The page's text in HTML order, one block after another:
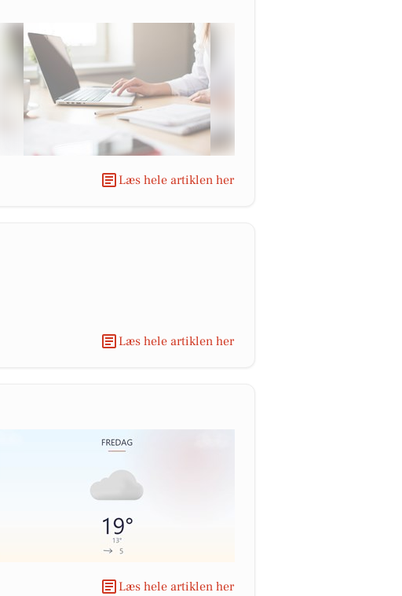
Læs hele artiklen her
Læs hele artiklen her
Læs hele artiklen her